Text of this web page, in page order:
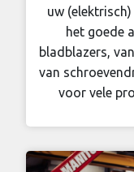
uw
het goede
bladblazers,
van
voor vele